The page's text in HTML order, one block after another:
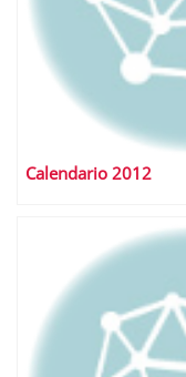
Calendario 2012